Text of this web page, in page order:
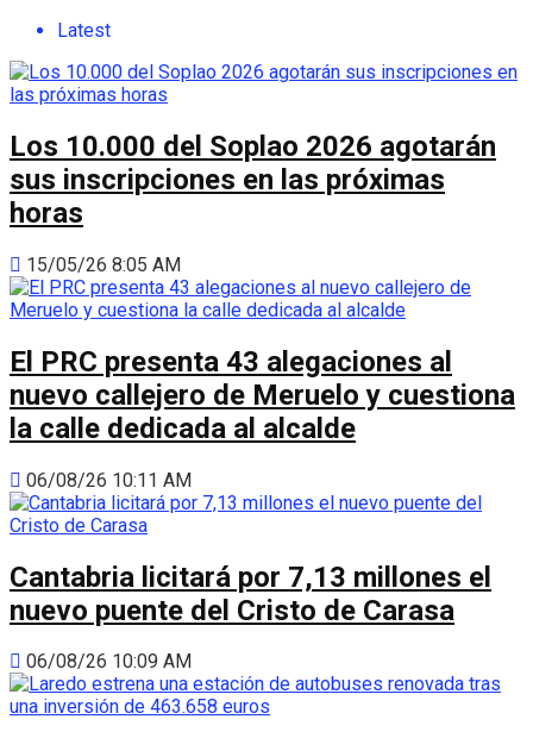
Latest
Los 10.000 del Soplao 2026 agotarán
sus inscripciones en las próximas
horas
15/05/26 8:05 AM
El PRC presenta 43 alegaciones al
nuevo callejero de Meruelo y cuestiona
la calle dedicada al alcalde
06/08/26 10:11 AM
Cantabria licitará por 7,13 millones el
nuevo puente del Cristo de Carasa
06/08/26 10:09 AM